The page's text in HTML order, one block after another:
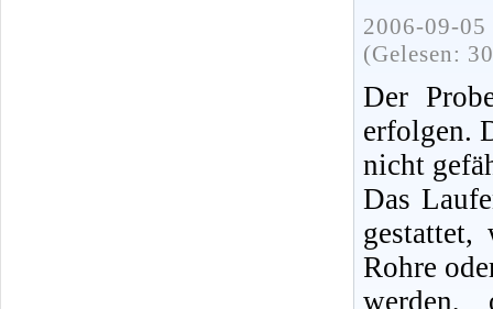
2006-09-
(Gelesen:
Der
erfolgen.
nicht
Das
gestattet,
Rohre
werden,